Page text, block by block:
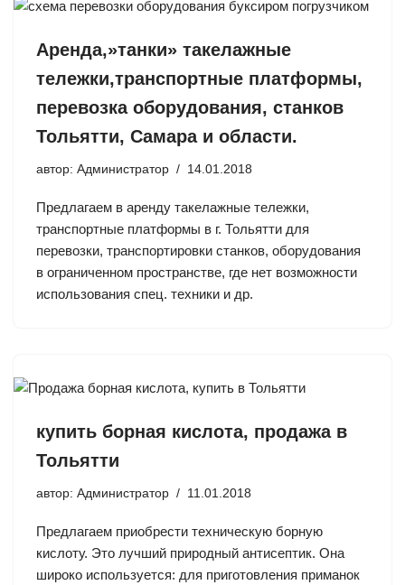
Аренда,»танки» такелажные
тележки,транспортные платформы,
перевозка оборудования, станков
Тольятти, Самара и области.
автор: Администратор 14.01.2018
Предлагаем в аренду такелажные тележки,
транспортные платформы в г. Тольятти для
перевозки, транспортировки станков, оборудования
в ограниченном пространстве, где нет возможности
использования спец. техники и др.
купить борная кислота, продажа в
Тольятти
автор: Администратор 11.01.2018
Предлагаем приобрести техническую борную
кислоту. Это лучший природный антисептик. Она
широко используется: для приготовления приманок